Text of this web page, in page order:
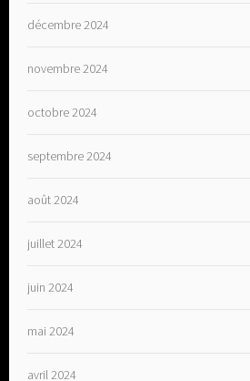
décembre 2024
novembre 2024
octobre 2024
septembre 2024
août 2024
juillet 2024
juin 2024
mai 2024
avril 2024